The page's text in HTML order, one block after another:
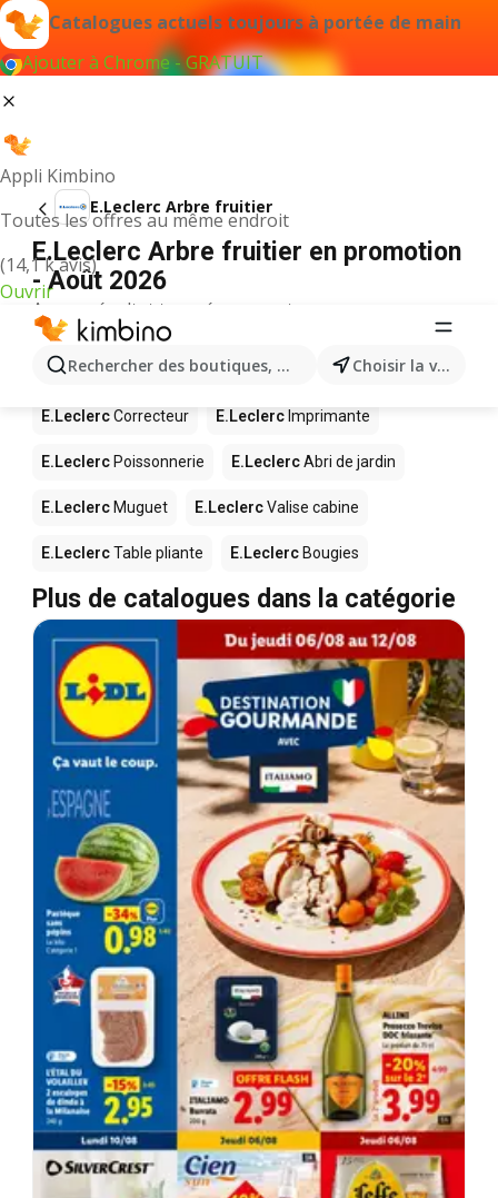
Catalogues actuels toujours à portée de main
Ajouter à Chrome - GRATUIT
Appli Kimbino
Toutes les offres au même endroit
(14,1 k avis)
Ouvrir
Rechercher des boutiques, des catégories, des Choisir la ville
E.Leclerc Arbre fruitier
E.Leclerc Arbre fruitier en promotion
- Août 2026
Aucun résultat trouvé pour ce terme.
D’autres produits dans les magasins
E.Leclerc
E.LeclercCorrecteur E.Leclerc Imprimante
E.Leclerc Poissonnerie E.LeclercAbri de jardin
E.Leclerc Muguet E.LeclercValise cabine
E.LeclercTable pliante E.Leclerc Bougies
Plus de catalogues dans la catégorie